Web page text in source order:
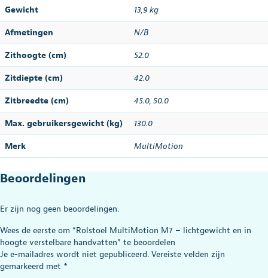
Gewicht 13,9 kg
Afmetingen N/B
Zithoogte (cm) 52.0
Zitdiepte (cm) 42.0
Zitbreedte (cm) 45.0, 50.0
Max. gebruikersgewicht (kg) 130.0
Merk MultiMotion
Beoordelingen
Er zijn nog geen beoordelingen.
Wees de eerste om “Rolstoel MultiMotion M7 – lichtgewicht en in
hoogte verstelbare handvatten” te beoordelen
Je e-mailadres wordt niet gepubliceerd. Vereiste velden zijn
gemarkeerd met *